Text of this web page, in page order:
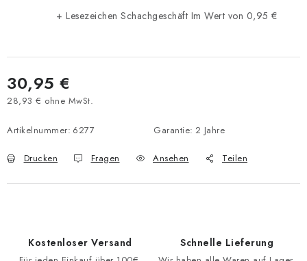
+ Lesezeichen Schachgeschäft Im Wert von 0,95 €
30,95 €
28,93 € ohne MwSt.
Artikelnummer: 6277 Garantie: 2 Jahre
Drucken Fragen Ansehen Teilen
Kostenloser Versand Schnelle Lieferung